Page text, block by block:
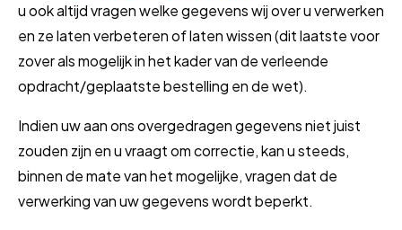
u ook altijd vragen welke gegevens wij over u verwerken
en ze laten verbeteren of laten wissen (dit laatste voor
zover als mogelijk in het kader van de verleende
opdracht/geplaatste bestelling en de wet).
Indien uw aan ons overgedragen gegevens niet juist
zouden zijn en u vraagt om correctie, kan u steeds,
binnen de mate van het mogelijke, vragen dat de
verwerking van uw gegevens wordt beperkt.